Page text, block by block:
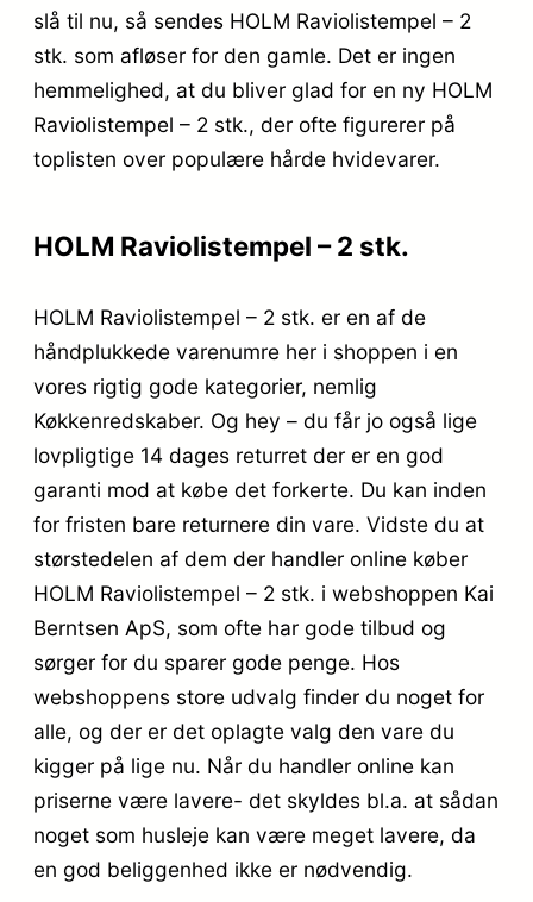
slå til nu, så sendes HOLM Raviolistempel – 2
stk. som afløser for den gamle. Det er ingen
hemmelighed, at du bliver glad for en ny HOLM
Raviolistempel – 2 stk., der ofte figurerer på
toplisten over populære hårde hvidevarer.
HOLM Raviolistempel – 2 stk.
HOLM Raviolistempel – 2 stk. er en af de
håndplukkede varenumre her i shoppen i en
vores rigtig gode kategorier, nemlig
Køkkenredskaber. Og hey – du får jo også lige
lovpligtige 14 dages returret der er en god
garanti mod at købe det forkerte. Du kan inden
for fristen bare returnere din vare. Vidste du at
størstedelen af dem der handler online køber
HOLM Raviolistempel – 2 stk. i webshoppen Kai
Berntsen ApS, som ofte har gode tilbud og
sørger for du sparer gode penge. Hos
webshoppens store udvalg finder du noget for
alle, og der er det oplagte valg den vare du
kigger på lige nu. Når du handler online kan
priserne være lavere- det skyldes bl.a. at sådan
noget som husleje kan være meget lavere, da
en god beliggenhed ikke er nødvendig.